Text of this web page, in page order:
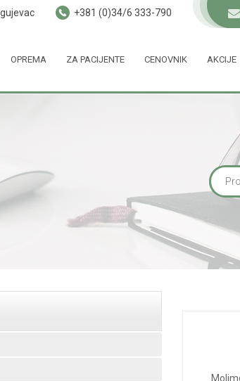
+381 (0)34/6 333-790
OPREMA ZA PACIJENTE CENOVNIK AKCIJE